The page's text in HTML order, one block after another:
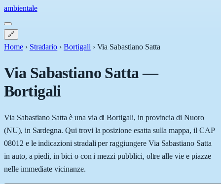
ambientale
🔗
Home › Stradario › Bortigali › Via Sabastiano Satta
Via Sabastiano Satta—
Bortigali
Via Sabastiano Satta è una via di Bortigali, in provincia di Nuoro
(NU), in Sardegna. Qui trovi la posizione esatta sulla mappa, il CAP
08012 e le indicazioni stradali per raggiungere Via Sabastiano Satta
in auto, a piedi, in bici o con i mezzi pubblici, oltre alle vie e piazze
nelle immediate vicinanze.